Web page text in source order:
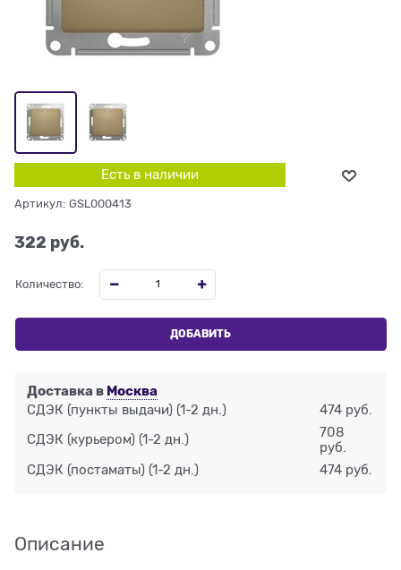
Есть в наличии
Артикул: GSL000413
322 руб.
Количество:
ДОБАВИТЬ
Доставка в Москва
СДЭК (пункты выдачи) (1-2 дн.) 474 руб.
СДЭК (курьером) (1-2 дн.)
708
руб.
СДЭК (постаматы) (1-2 дн.) 474 руб.
Описание